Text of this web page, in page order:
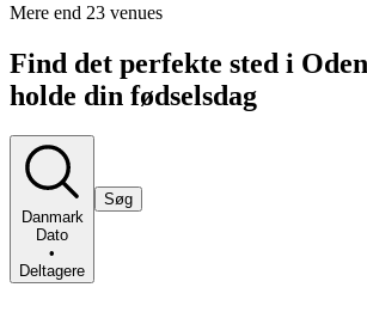
Mere end 23 venues
Find det perfekte sted i
holde din fødselsdag
Danmark
Dato
•
Deltagere
Søg